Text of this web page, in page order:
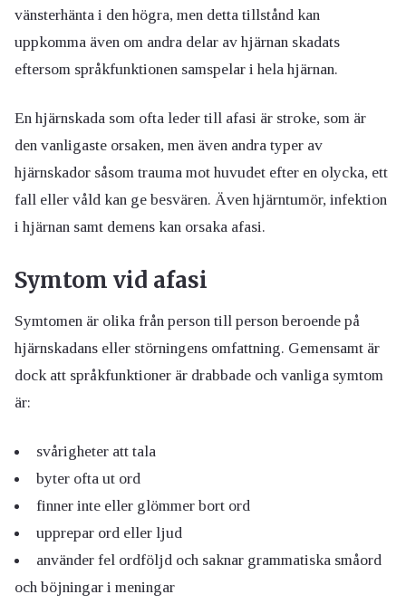
vänsterhänta i den högra, men detta tillstånd kan
uppkomma även om andra delar av hjärnan skadats
eftersom språkfunktionen samspelar i hela hjärnan.
En hjärnskada som ofta leder till afasi är stroke, som är
den vanligaste orsaken, men även andra typer av
hjärnskador såsom trauma mot huvudet efter en olycka, ett
fall eller våld kan ge besvären. Även hjärntumör, infektion
i hjärnan samt demens kan orsaka afasi.
Symtom vid afasi
Symtomen är olika från person till person beroende på
hjärnskadans eller störningens omfattning. Gemensamt är
dock att språkfunktioner är drabbade och vanliga symtom
är:
svårigheter att tala
byter ofta ut ord
finner inte eller glömmer bort ord
upprepar ord eller ljud
använder fel ordföljd och saknar grammatiska småord
och böjningar i meningar